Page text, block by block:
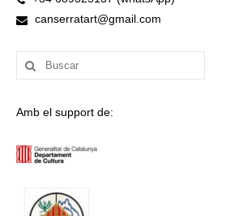
canserratart@gmail.com
Buscar
por:
Amb el support de: